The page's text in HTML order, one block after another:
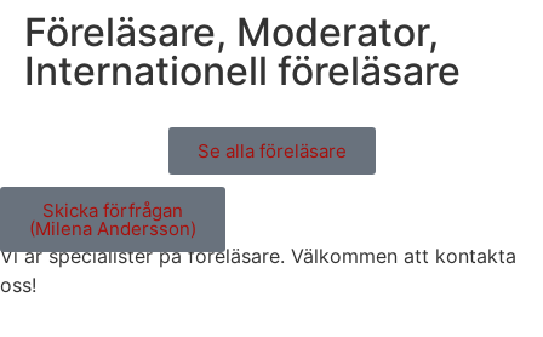
Föreläsare, Moderator,
Internationell föreläsare
Se alla föreläsare
Skicka förfrågan
(Milena Andersson)
Vi är specialister på föreläsare. Välkommen att kontakta
oss!